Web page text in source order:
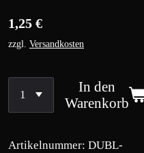
1,25 €
zzgl. Versandkosten
In den
Warenkorb
Artikelnummer: DUBL-